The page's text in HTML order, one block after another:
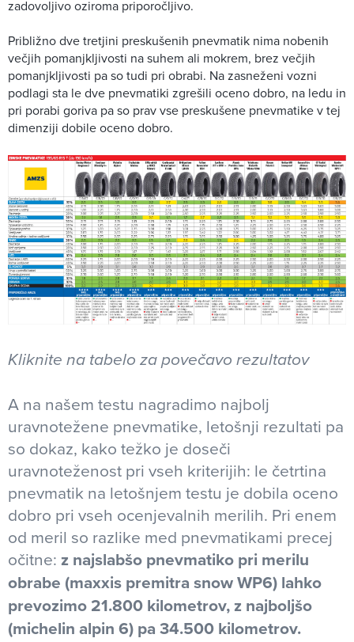
zadovoljivo oziroma priporočljivo.
Približno dve tretjini preskušenih pnevmatik nima nobenih
večjih pomanjkljivosti na suhem ali mokrem, brez večjih
pomanjkljivosti pa so tudi pri obrabi. Na zasneženi vozni
podlagi sta le dve pnevmatiki zgrešili oceno dobro, na ledu in
pri porabi goriva pa so prav vse preskušene pnevmatike v tej
dimenziji dobile oceno dobro.
Kliknite na tabelo za povečavo rezultatov
A na našem testu nagradimo najbolj
uravnotežene pnevmatike, letošnji rezultati pa
so dokaz, kako težko je doseči
uravnoteženost pri vseh kriterijih: le četrtina
pnevmatik na letošnjem testu je dobila oceno
dobro pri vseh ocenjevalnih merilih. Pri enem
od meril so razlike med pnevmatikami precej
očitne: z najslabšo pnevmatiko pri merilu
obrabe (maxxis premitra snow WP6) lahko
prevozimo 21.800 kilometrov, z najboljšo
(michelin alpin 6) pa 34.500 kilometrov.